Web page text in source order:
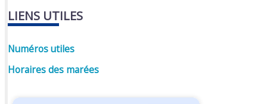
LIENS UTILES
Numéros utiles
Horaires des marées